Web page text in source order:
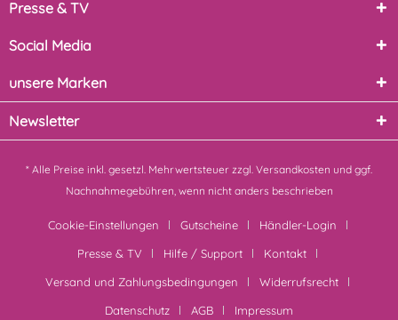
Presse & TV
Social Media
unsere Marken
Newsletter
* Alle Preise inkl. gesetzl. Mehrwertsteuer zzgl. Versandkosten und ggf.
Nachnahmegebühren, wenn nicht anders beschrieben
Cookie-Einstellungen Gutscheine
Händler-Login
Presse & TV
Hilfe / Support
Kontakt
Versand und Zahlungsbedingungen
Widerrufsrecht
Datenschutz
AGB Impressum